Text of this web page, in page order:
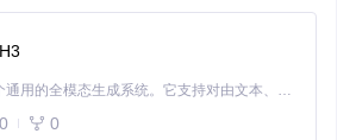
MiniMax H3 是一个通用的全模态生成系统。它支持对由文本、图像、视频和音频组成的多模态上下文进行统一理解，并能生成分辨率高达 2K、时长可达 15 秒的带原生立体声音频的视频。得益于面向任务泛化的系统设计，H3 在预训练阶段就已具备广泛的多模态上下文理解与生成能力，能够出色地执行复杂的多模态指令。
0 0